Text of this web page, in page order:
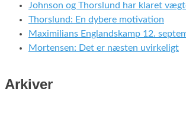
Johnson og Thorslund har klaret
Thorslund: En dybere motivation
Maximilians Englandskamp 12.
Mortensen: Det er næsten uvirkeligt
Arkiver